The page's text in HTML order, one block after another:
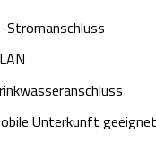
Stromanschluss
Unterkunft geeignet